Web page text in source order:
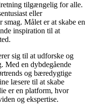
tilgængelig for alle.
eller
smag. Målet er at skabe en
inspiration til at
sig til at udforske og
Med en dybdegående
og bæredygtige
læsere til at skabe
er en platform, hvor
og ekspertise.